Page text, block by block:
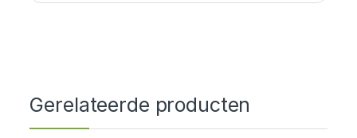
Gerelateerde producten